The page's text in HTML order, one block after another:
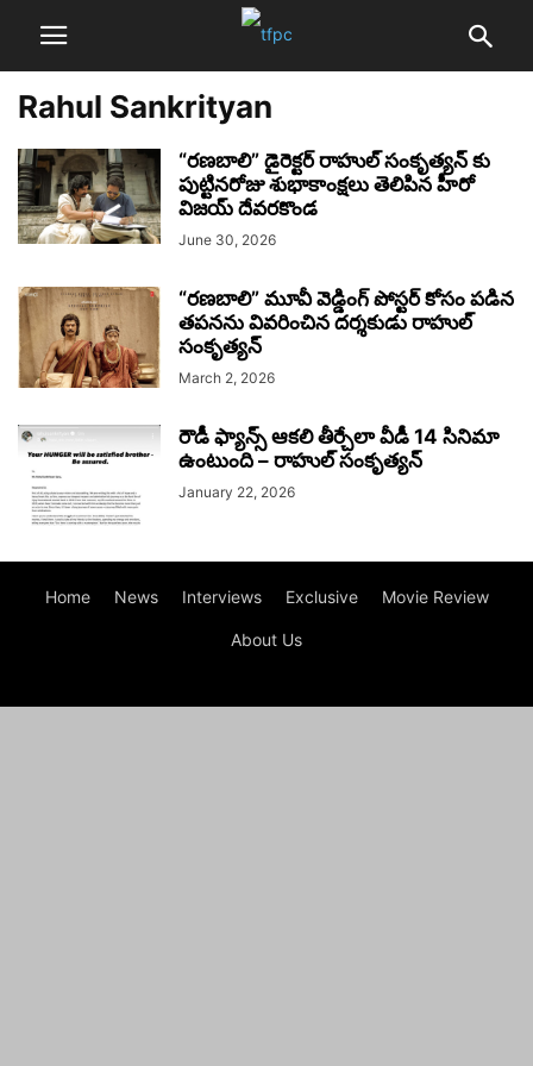
Rahul Sankrityan
“రణబాలి” డైరెక్టర్ రాహుల్ సంకృత్యన్ కు
పుట్టినరోజు శుభాకాంక్షలు తెలిపిన హీరో
విజయ్ దేవరకొండ
June 30, 2026
“రణబాలి” మూవీ వెడ్డింగ్ పోస్టర్ కోసం పడిన
తపనను వివరించిన దర్శకుడు రాహుల్
సంకృత్యన్
March 2, 2026
రౌడీ ఫ్యాన్స్ ఆకలి తీర్చేలా వీడీ 14 సినిమా
ఉంటుంది – రాహుల్ సంకృత్యన్
January 22, 2026
Home News Interviews Exclusive Movie Review
About Us